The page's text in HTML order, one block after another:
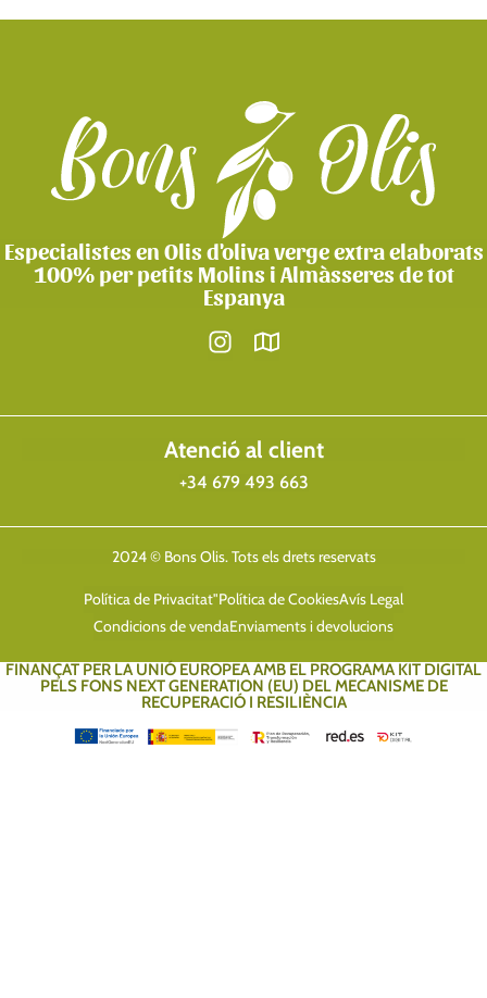
Especialistes en Olis d'oliva verge extra elaborats
100% per petits Molins i Almàsseres de tot
Espanya
Atenció al client
+34 679 493 663
2024 © Bons Olis. Tots els drets reservats
Política de Privacitat"Política de CookiesAvís Legal
Condicions de vendaEnviaments i devolucions
FINANÇAT PER LA UNIÓ EUROPEA AMB EL PROGRAMA KIT DIGITAL
PELS FONS NEXT GENERATION (EU) DEL MECANISME DE
RECUPERACIÓ I RESILIÈNCIA